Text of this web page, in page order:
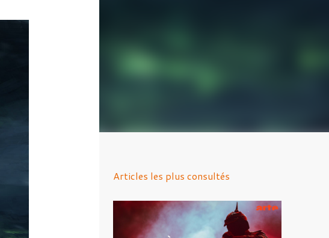
Articles les plus consultés